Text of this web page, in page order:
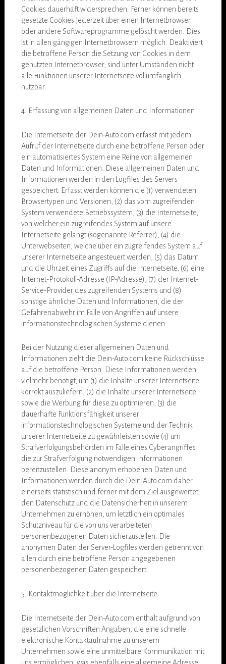
Cookies dauerhaft widersprechen. Ferner können bereits
gesetzte Cookies jederzeit über einen Internetbrowser
oder andere Softwareprogramme gelöscht werden. Dies
ist in allen gängigen Internetbrowsern möglich. Deaktiviert
die betroffene Person die Setzung von Cookies in dem
genutzten Internetbrowser, sind unter Umständen nicht
alle Funktionen unserer Internetseite vollumfänglich
nutzbar.
4. Erfassung von allgemeinen Daten und Informationen
Die Internetseite der Dein-Auto.com erfasst mit jedem
Aufruf der Internetseite durch eine betroffene Person oder
ein automatisiertes System eine Reihe von allgemeinen
Daten und Informationen. Diese allgemeinen Daten und
Informationen werden in den Logfiles des Servers
gespeichert. Erfasst werden können die (1) verwendeten
Browsertypen und Versionen, (2) das vom zugreifenden
System verwendete Betriebssystem, (3) die Internetseite,
von welcher ein zugreifendes System auf unsere
Internetseite gelangt (sogenannte Referrer), (4) die
Unterwebseiten, welche über ein zugreifendes System auf
unserer Internetseite angesteuert werden, (5) das Datum
und die Uhrzeit eines Zugriffs auf die Internetseite, (6) eine
Internet-Protokoll-Adresse (IP-Adresse), (7) der Internet-
Service-Provider des zugreifenden Systems und (8)
sonstige ähnliche Daten und Informationen, die der
Gefahrenabwehr im Falle von Angriffen auf unsere
informationstechnologischen Systeme dienen.
Bei der Nutzung dieser allgemeinen Daten und
Informationen zieht die Dein-Auto.com keine Rückschlüsse
auf die betroffene Person. Diese Informationen werden
vielmehr benötigt, um (1) die Inhalte unserer Internetseite
korrekt auszuliefern, (2) die Inhalte unserer Internetseite
sowie die Werbung für diese zu optimieren, (3) die
dauerhafte Funktionsfähigkeit unserer
informationstechnologischen Systeme und der Technik
unserer Internetseite zu gewährleisten sowie (4) um
Strafverfolgungsbehörden im Falle eines Cyberangriffes
die zur Strafverfolgung notwendigen Informationen
bereitzustellen. Diese anonym erhobenen Daten und
Informationen werden durch die Dein-Auto.com daher
einerseits statistisch und ferner mit dem Ziel ausgewertet,
den Datenschutz und die Datensicherheit in unserem
Unternehmen zu erhöhen, um letztlich ein optimales
Schutzniveau für die von uns verarbeiteten
personenbezogenen Daten sicherzustellen. Die
anonymen Daten der Server-Logfiles werden getrennt von
allen durch eine betroffene Person angegebenen
personenbezogenen Daten gespeichert.
5. Kontaktmöglichkeit über die Internetseite
Die Internetseite der Dein-Auto.com enthält aufgrund von
gesetzlichen Vorschriften Angaben, die eine schnelle
elektronische Kontaktaufnahme zu unserem
Unternehmen sowie eine unmittelbare Kommunikation mit
uns ermöglichen, was ebenfalls eine allgemeine Adresse